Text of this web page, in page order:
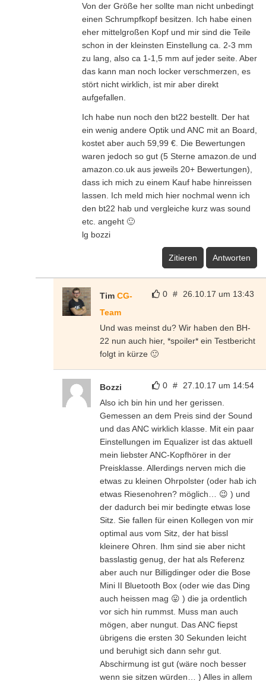
Von der Größe her sollte man nicht unbedingt
einen Schrumpfkopf besitzen. Ich habe einen
eher mittelgroßen Kopf und mir sind die Teile
schon in der kleinsten Einstellung ca. 2-3 mm
zu lang, also ca 1-1,5 mm auf jeder seite. Aber
das kann man noch locker verschmerzen, es
stört nicht wirklich, ist mir aber direkt
aufgefallen.
Ich habe nun noch den bt22 bestellt. Der hat
ein wenig andere Optik und ANC mit an Board,
kostet aber auch 59,99 €. Die Bewertungen
waren jedoch so gut (5 Sterne amazon.de und
amazon.co.uk aus jeweils 20+ Bewertungen),
dass ich mich zu einem Kauf habe hinreissen
lassen. Ich meld mich hier nochmal wenn ich
den bt22 hab und vergleiche kurz was sound
etc. angeht 🙂
lg bozzi
Zitieren Antworten
0 # 26.10.17 um 13:43
Tim CG-
Team
Und was meinst du? Wir haben den BH-
22 nun auch hier, *spoiler* ein Testbericht
folgt in kürze 🙂
0 # 27.10.17 um 14:54
Bozzi
Also ich bin hin und her gerissen.
Gemessen an dem Preis sind der Sound
und das ANC wirklich klasse. Mit ein paar
Einstellungen im Equalizer ist das aktuell
mein liebster ANC-Kopfhörer in der
Preisklasse. Allerdings nerven mich die
etwas zu kleinen Ohrpolster (oder hab ich
etwas Riesenohren? möglich… 😉 ) und
der dadurch bei mir bedingte etwas lose
Sitz. Sie fallen für einen Kollegen von mir
optimal aus vom Sitz, der hat bissl
kleinere Ohren. Ihm sind sie aber nicht
basslastig genug, der hat als Referenz
aber auch nur Billigdinger oder die Bose
Mini II Bluetooth Box (oder wie das Ding
auch heissen mag 😛 ) die ja ordentlich
vor sich hin rummst. Muss man auch
mögen, aber nungut. Das ANC fiepst
übrigens die ersten 30 Sekunden leicht
und beruhigt sich dann sehr gut.
Abschirmung ist gut (wäre noch besser
wenn sie sitzen würden… ) Alles in allem